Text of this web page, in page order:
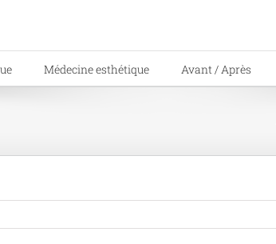
Médecine esthétique Avant / Après